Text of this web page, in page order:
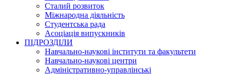
Сталий розвиток
Міжнародна діяльність
Студентська рада
Асоціація випускників
ПІДРОЗДІЛИ
Навчально-наукові інститути та факультети
Навчально-наукові центри
Адміністративно-управлінські